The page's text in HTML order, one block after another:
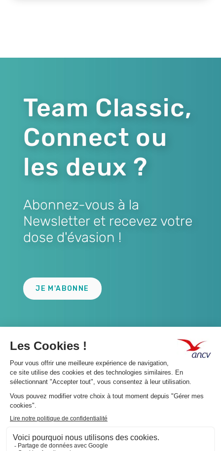
Team Classic,
Connect ou
les deux ?
Abonnez-vous à la
Newsletter et recevez votre
dose d'évasion !
JE M'ABONNE
A propos 👇
Suivez-nous 👇